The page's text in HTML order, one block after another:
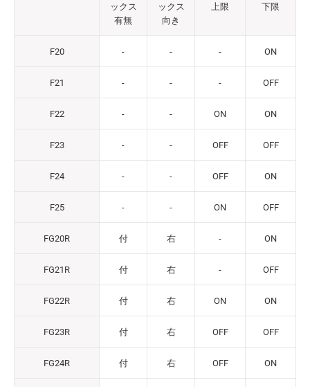
ックス
有無
ックス
向き
上限 下限
F20 - - - ON
F21 - - - OFF
F22 - - ON ON
F23 - - OFF OFF
F24 - - OFF ON
F25 - - ON OFF
FG20R 付 右 - ON
FG21R 付 右 - OFF
FG22R 付 右 ON ON
FG23R 付 右 OFF OFF
FG24R 付 右 OFF ON